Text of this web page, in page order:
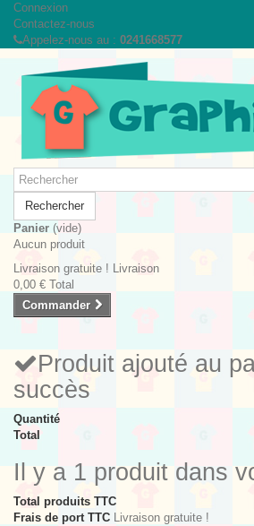
Connexion
Contactez-nous
Appelez-nous au : 0241668577
Rechercher
Panier (vide)
Aucun produit
Livraison gratuite ! Livraison
0,00 € Total
Commander
Produit ajouté au
succès
Quantité
Total
Il y a 1 produit dans
Total produits TTC
Frais de port TTC Livraison gratuite !